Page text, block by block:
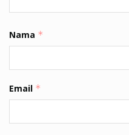
Nama *
Email *